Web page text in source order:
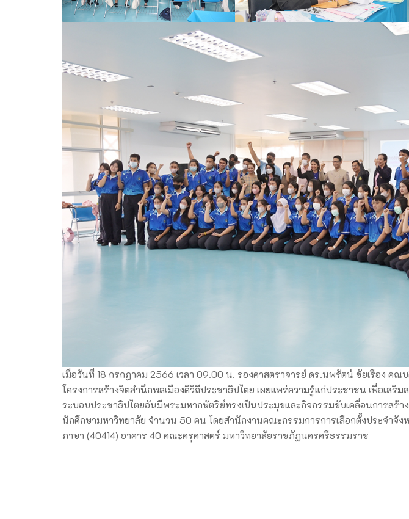
เมื่อวันที่ 18 กรกฎาคม 2566 เวลา 09.00 น. รองศาสตราจารย์ ดร.นพรัตน์ ชัยเรือง คณ
โครงการสร้างจิตสำนึกพลเมืองดีวิถีประชาธิปไตย เผยแพร่ความรู้แก่ประชาชน เพื่อเสริม
ระบอบประชาธิปไตยอันมีพระมหากษัตริย์ทรงเป็นประมุขและกิจกรรมขับเคลื่อนการสร้
นักศึกษามหาวิทยาลัย จำนวน 50 คน โดยสำนักงานคณะกรรมการการเลือกตั้งประจำจั
ภาษา (40414) อาคาร 40 คณะครุศาสตร์ มหาวิทยาลัยราชภัฏนครศรีธรรมราช